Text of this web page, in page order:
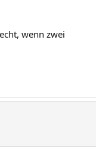
wenn zwei